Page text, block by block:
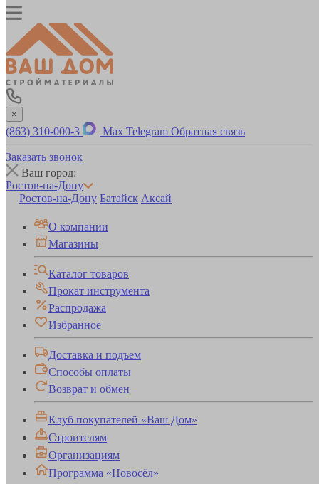
×
(863) 310-000-3 Max Telegram Обратная связь
Заказать звонок
Ваш город:
Ростов-на-Дону
Ростов-на-Дону Батайск Аксай
О компании
Магазины
Каталог товаров
Прокат инструмента
Распродажа
Избранное
Доставка и подъем
Способы оплаты
Возврат и обмен
Клуб покупателей «Ваш Дом»
Строителям
Организациям
Программа «Новосёл»